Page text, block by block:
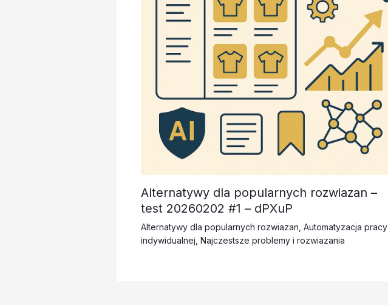
Alternatywy dla popularnych rozwiazan –
test 20260202 #1 – dPXuP
Alternatywy dla popularnych rozwiazan Automatyzacja pracy
indywidualnej Najczestsze problemy i rozwiazania